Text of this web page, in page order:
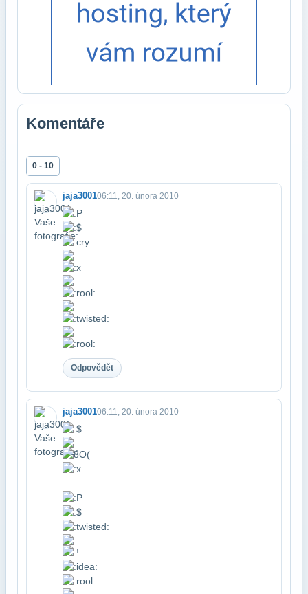
Komentáře
0 - 10
jaja300106:11, 20. února 2010
Odpovědět
jaja300106:11, 20. února 2010